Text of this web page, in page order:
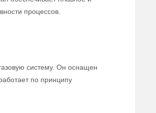
процессов.
систему. Он оснащен
по принципу